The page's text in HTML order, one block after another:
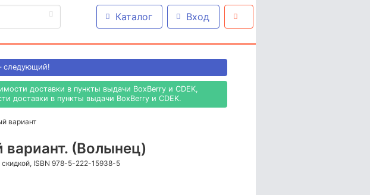
Каталог Вход
следующий!
доставки в пункты выдачи BoxBerry и CDEK,
доставки в пункты выдачи BoxBerry и CDEK.
вариант
вариант. (Волынец)
скидкой, ISBN 978-5-222-15938-5